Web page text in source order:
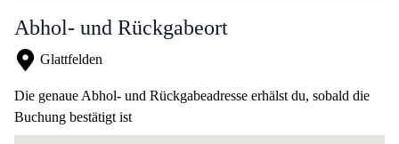
Abhol- und Rückgabeort
Glattfelden
Die genaue Abhol- und Rückgabeadresse erhälst du, sobald die
Buchung bestätigt ist